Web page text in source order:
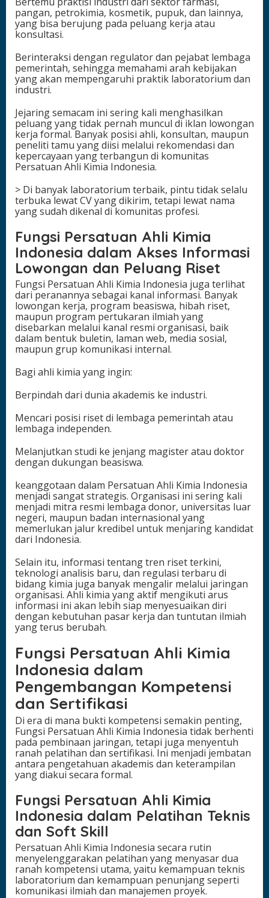
pangan, petrokimia, kosmetik, pupuk, dan lainnya,
yang bisa berujung pada peluang kerja atau
konsultasi.
Berinteraksi dengan regulator dan pejabat lembaga
pemerintah, sehingga memahami arah kebijakan
yang akan mempengaruhi praktik laboratorium dan
industri.
Jejaring semacam ini sering kali menghasilkan
peluang yang tidak pernah muncul di iklan lowongan
kerja formal. Banyak posisi ahli, konsultan, maupun
peneliti tamu yang diisi melalui rekomendasi dan
kepercayaan yang terbangun di komunitas
Persatuan Ahli Kimia Indonesia.
> Di banyak laboratorium terbaik, pintu tidak selalu
terbuka lewat CV yang dikirim, tetapi lewat nama
yang sudah dikenal di komunitas profesi.
Fungsi Persatuan Ahli Kimia
Indonesia dalam Akses Informasi
Lowongan dan Peluang Riset
Fungsi Persatuan Ahli Kimia Indonesia juga terlihat
dari peranannya sebagai kanal informasi. Banyak
lowongan kerja, program beasiswa, hibah riset,
maupun program pertukaran ilmiah yang
disebarkan melalui kanal resmi organisasi, baik
dalam bentuk buletin, laman web, media sosial,
maupun grup komunikasi internal.
Bagi ahli kimia yang ingin:
Berpindah dari dunia akademis ke industri.
Mencari posisi riset di lembaga pemerintah atau
lembaga independen.
Melanjutkan studi ke jenjang magister atau doktor
dengan dukungan beasiswa.
keanggotaan dalam Persatuan Ahli Kimia Indonesia
menjadi sangat strategis. Organisasi ini sering kali
menjadi mitra resmi lembaga donor, universitas luar
negeri, maupun badan internasional yang
memerlukan jalur kredibel untuk menjaring kandidat
dari Indonesia.
Selain itu, informasi tentang tren riset terkini,
teknologi analisis baru, dan regulasi terbaru di
bidang kimia juga banyak mengalir melalui jaringan
organisasi. Ahli kimia yang aktif mengikuti arus
informasi ini akan lebih siap menyesuaikan diri
dengan kebutuhan pasar kerja dan tuntutan ilmiah
yang terus berubah.
Fungsi Persatuan Ahli Kimia
Indonesia dalam
Pengembangan Kompetensi
dan Sertifikasi
Di era di mana bukti kompetensi semakin penting,
Fungsi Persatuan Ahli Kimia Indonesia tidak berhenti
pada pembinaan jaringan, tetapi juga menyentuh
ranah pelatihan dan sertifikasi. Ini menjadi jembatan
antara pengetahuan akademis dan keterampilan
yang diakui secara formal.
Fungsi Persatuan Ahli Kimia
Indonesia dalam Pelatihan Teknis
dan Soft Skill
Persatuan Ahli Kimia Indonesia secara rutin
menyelenggarakan pelatihan yang menyasar dua
ranah kompetensi utama, yaitu kemampuan teknis
laboratorium dan kemampuan penunjang seperti
komunikasi ilmiah dan manajemen proyek.